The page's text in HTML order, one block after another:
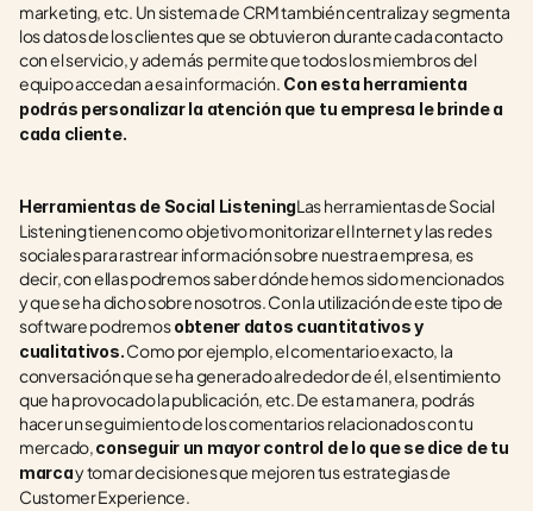
marketing, etc. Un sistema de CRM también centraliza y segmenta
los datos de los clientes que se obtuvieron durante cada contacto
con el servicio, y además  permite que todos los miembros del
equipo accedan a esa información. Con esta herramienta
podrás personalizar la atención que tu empresa le brinde a
cada cliente.
Herramientas de Social ListeningLas herramientas de Social
Listening tienen como objetivo monitorizar el Internet y las redes
sociales para rastrear información sobre nuestra empresa, es
decir, con ellas podremos saber dónde hemos sido mencionados
y que se ha dicho sobre nosotros. Con la utilización de este tipo de
software podremos obtener datos cuantitativos y
cualitativos. Como por ejemplo, el comentario exacto, la
conversación que se ha generado alrededor de él, el sentimiento
que ha provocado la publicación, etc. De esta manera, podrás
hacer un seguimiento de los comentarios relacionados con tu
mercado, conseguir un mayor control de lo que se dice de tu
marca y tomar decisiones que mejoren tus estrategias de
Customer Experience.